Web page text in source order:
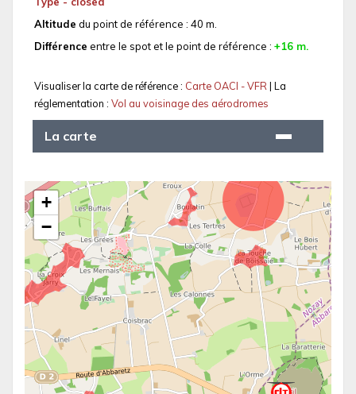
Altitude du point de référence : 40 m.
Différence entre le spot et le point de référence : +16 m.
Visualiser la carte de référence : Carte OACI - VFR| La
réglementation : Vol au voisinage des aérodromes
La carte